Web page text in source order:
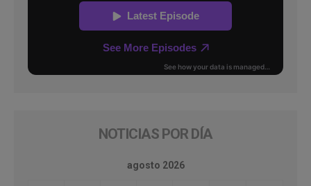
NOTICIAS POR DÍA
agosto 2026